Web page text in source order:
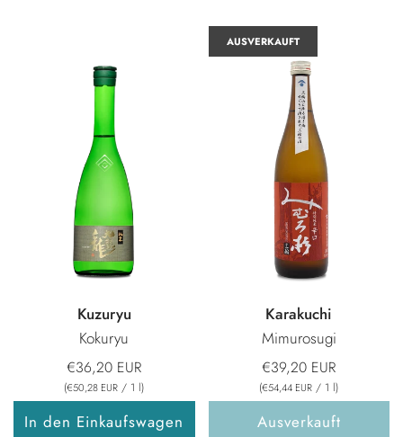
Kuzuryu
Kokuryu
€36,20 EUR
(€50,28 EUR / 1 l)
In den Einkaufswagen
AUSVERKAUFT
Karakuchi
Mimurosugi
€39,20 EUR
(€54,44 EUR / 1 l)
Ausverkauft